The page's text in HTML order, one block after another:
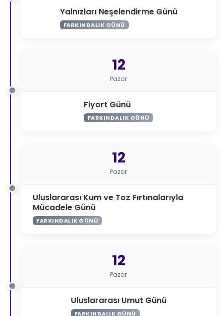
Yalnızları Neşelendirme Günü
FARKINDALIK GÜNÜ
12
Pazar
Fiyort Günü
FARKINDALIK GÜNÜ
12
Pazar
Uluslararası Kum ve Toz Fırtınalarıyla
Mücadele Günü
FARKINDALIK GÜNÜ
12
Pazar
Uluslararası Umut Günü
FARKINDALIK GÜNÜ